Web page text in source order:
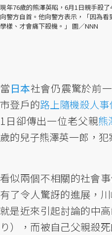
現年76歲的熊澤英昭，6月1日親手殺
向警方自首。他向警方表示，「因為
學樣、才會痛下殺機。」 圖／NNN
當日本社會仍震驚於前
市登戶的路上隨機殺人事
1日卻傳出一位老父親熊
歲的兒子熊澤英一郎，
看似兩個不相關的社會
有了令人驚訝的進展，
就是近來引起討論的中
り），而被自己父親殺